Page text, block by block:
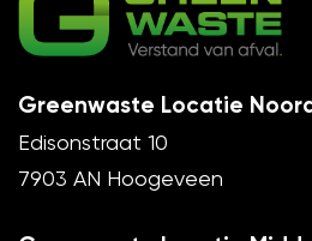
Greenwaste Locatie
Edisonstraat 10
7903 AN Hoogeveen